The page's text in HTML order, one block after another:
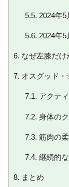
5.5. 2024年5
5.6. 2024年5
6. なぜ左膝だけ
7. オスグッド
7.1. アクテ
7.2. 身体の
7.3. 筋肉の
7.4. 継続的
8. まとめ